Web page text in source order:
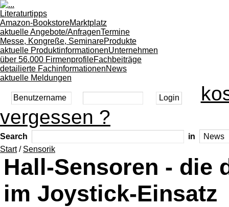
Literaturtipps
Amazon-BookstoreMarktplatz
aktuelle Angebote/AnfragenTermine
Messe, Kongreße, SeminareProdukte
aktuelle ProduktinformationenUnternehmen
über 56.000 FirmenprofileFachbeiträge
detailierte FachinformationenNews
aktuelle Meldungen
vergessen ?
Search
in
Start/ Sensorik
Hall-Sensoren - die
im Joystick-Einsatz